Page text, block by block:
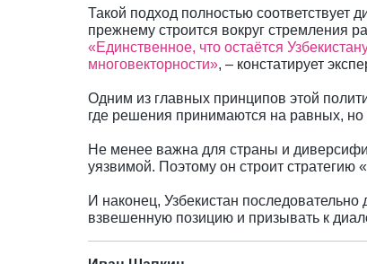
Такой подход полностью соответствует
прежнему строится вокруг стремления
«Единственное, что остаётся
многовекторности», – констатирует
Одним из главных принципов этой
где решения принимаются на равных, но
Не менее важна для страны и
уязвимой. Поэтому он строит стратегию
И наконец, Узбекистан
взвешенную позицию и призывать к